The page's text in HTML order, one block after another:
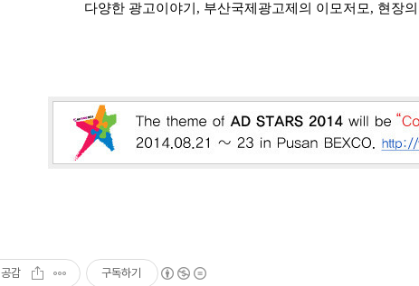
다양한 광고이야기 , 부산국제광고제의 이모저모, 현장
공감 구독하기